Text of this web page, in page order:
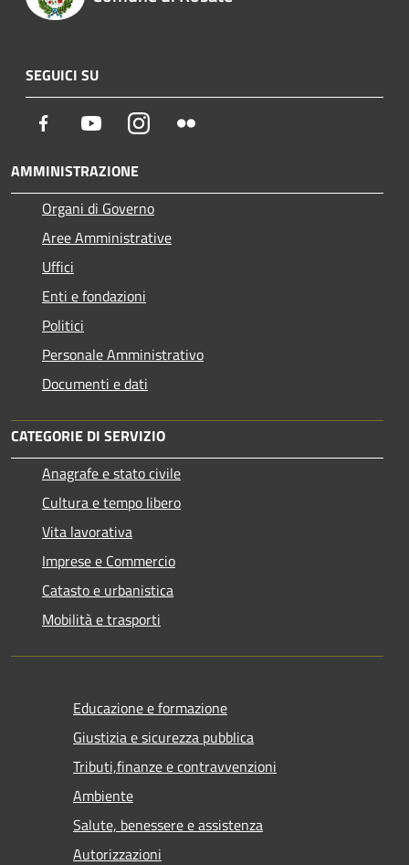
SEGUICI SU
Facebook YoutubeInstagram
AMMINISTRAZIONE
Organi di Governo
Aree Amministrative
Uffici
Enti e fondazioni
Politici
Personale Amministrativo
Documenti e dati
CATEGORIE DI SERVIZIO
Anagrafe e stato civile
Cultura e tempo libero
Vita lavorativa
Imprese e Commercio
Catasto e urbanistica
Mobilità e trasporti
Educazione e formazione
Giustizia e sicurezza pubblica
Tributi,finanze e contravvenzioni
Ambiente
Salute, benessere e assistenza
Autorizzazioni